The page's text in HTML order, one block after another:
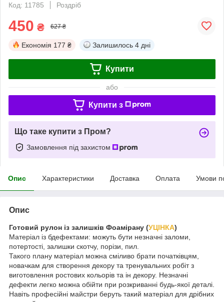
Код: 11785
Роздріб
450 ₴ 627 ₴
Економія 177 ₴ Залишилось 4 дні
Купити
або
Купити з
Що таке купити з Пром?
Замовлення під захистом
Опис Характеристики Доставка Оплата Умови
Опис
Готовий рулон із залишків Фоамірану (УЦІНКА)
Матеріал із бдефектами: можуть бути незначні заломи,
потертості, залишки скотчу, порізи, пил.
Такого плану матеріал можна сміливо брати початківцям,
новачкам для створення декору та тренувальних робіт з
виготовлення ростових кольорів та ін декору. Незначні
дефекти легко можна обійти при розкриванні будь-якої деталі.
Навіть професійні майстри беруть такий матеріал для дрібних